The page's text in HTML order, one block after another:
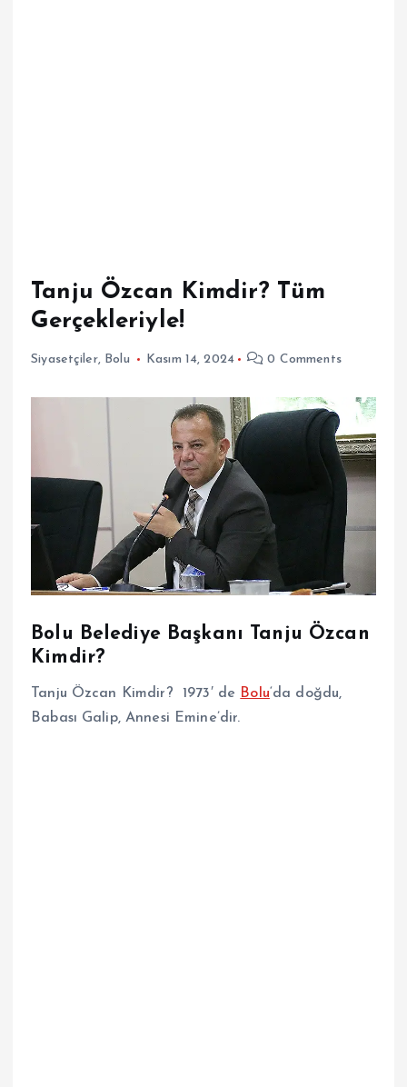
Tanju Özcan Kimdir? Tüm
Gerçekleriyle!
Siyasetçiler, Bolu Kasım 14, 2024 0 Comments
Bolu Belediye Başkanı Tanju Özcan
Kimdir?
Tanju Özcan Kimdir? 1973′ de Bolu‘da doğdu,
Babası Galip, Annesi Emine’dir.